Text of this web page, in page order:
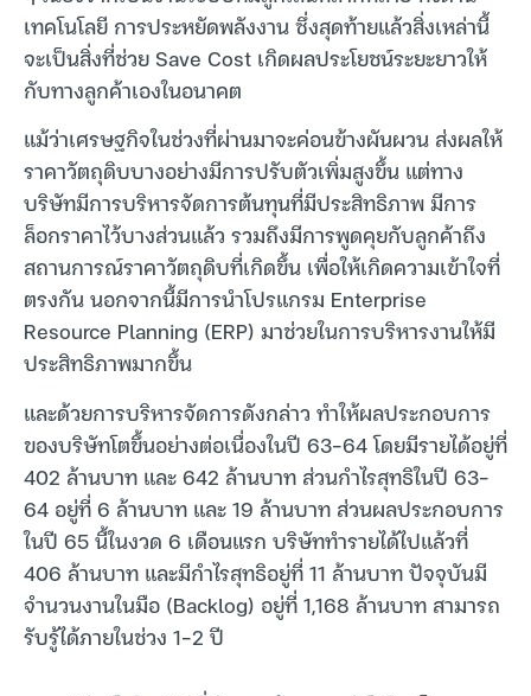
เทคโนโลยี การประหยัดพลังงาน ซึ่งสุดท้ายแล้วสิ่งเหล่านี้
จะเป็นสิ่งที่ช่วย Save Cost เกิดผลประโยชน์ระยะยาวให้
กับทางลูกค้าเองในอนาคต
แม้ว่าเศรษฐกิจในช่วงที่ผ่านมาจะค่อนข้างผันผวน ส่งผลให้
ราคาวัตถุดิบบางอย่างมีการปรับตัวเพิ่มสูงขึ้น แต่ทาง
บริษัทมีการบริหารจัดการต้นทุนที่มีประสิทธิภาพ มีการ
ล็อกราคาไว้บางส่วนแล้ว รวมถึงมีการพูดคุยกับลูกค้าถึง
สถานการณ์ราคาวัตถุดิบที่เกิดขึ้น เพื่อให้เกิดความเข้าใจที่
ตรงกัน นอกจากนี้มีการนำโปรแกรม Enterprise
Resource Planning (ERP) มาช่วยในการบริหารงานให้มี
ประสิทธิภาพมากขึ้น
และด้วยการบริหารจัดการดังกล่าว ทำให้ผลประกอบการ
ของบริษัทโตขึ้นอย่างต่อเนื่องในปี 63-64 โดยมีรายได้อยู่ที่
402 ล้านบาท และ 642 ล้านบาท ส่วนกำไรสุทธิในปี 63-
64 อยู่ที่ 6 ล้านบาท และ 19 ล้านบาท ส่วนผลประกอบการ
ในปี 65 นี้ในงวด 6 เดือนแรก บริษัททำรายได้ไปแล้วที่
406 ล้านบาท และมีกำไรสุทธิอยู่ที่ 11 ล้านบาท ปัจจุบันมี
จำนวนงานในมือ (Backlog) อยู่ที่ 1,168 ล้านบาท สามารถ
รับรู้ได้ภายในช่วง 1-2 ปี